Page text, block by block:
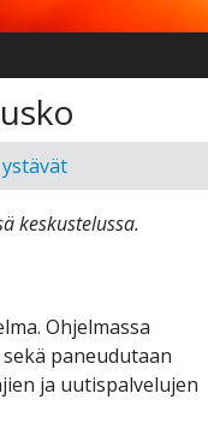
keskustelussa.
Ohjelmassa
paneudutaan
ja uutispalvelujen